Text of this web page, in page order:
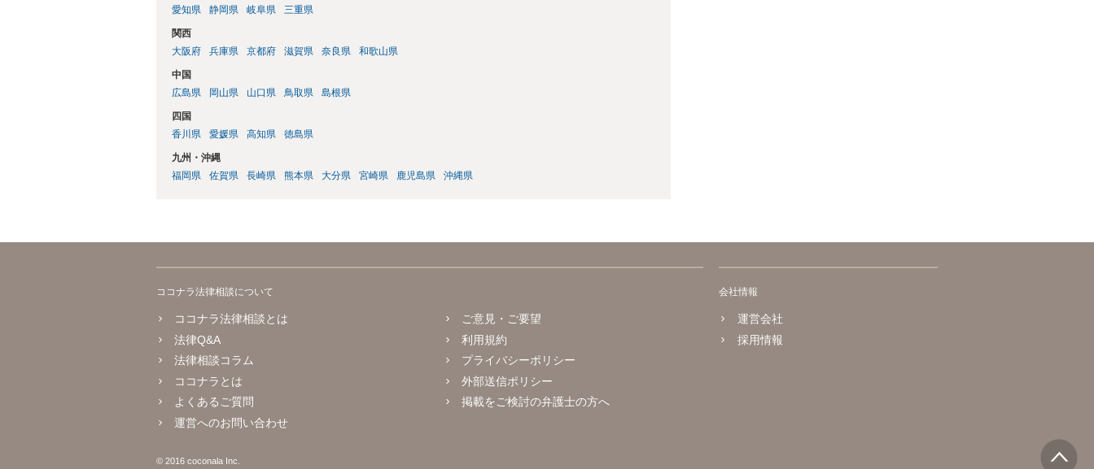
愛知県
静岡県 岐阜県 三重県
関西
大阪府
兵庫県 京都府 滋賀県 奈良県 和歌山県
中国
広島県
岡山県 山口県 鳥取県 島根県
四国
香川県
愛媛県 高知県 徳島県
九州・沖縄
福岡県
佐賀県 長崎県 熊本県 大分県 宮崎県 鹿児島県 沖縄県
ココナラ法律相談について
ココナラ法律相談とは
法律Q&A
法律相談コラム
ココナラとは
よくあるご質問
運営へのお問い合わせ
ご意見・ご要望
利用規約
プライバシーポリシー
外部送信ポリシー
掲載をご検討の弁護士の方へ
会社情報
運営会社
採用情報
© 2016 coconala Inc.